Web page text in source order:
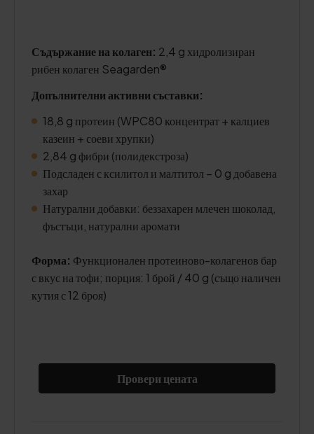
Съдържание на колаген: 2,4 g хидролизиран
рибен колаген Seagarden®
Допълнителни активни съставки:
18,8 g протеин (WPC80 концентрат + калциев
казеин + соеви хрупки)
2,84 g фибри (полидекстроза)
Подсладен с ксилитол и малтитол – 0 g добавена
захар
Натурални добавки: беззахарен млечен шоколад,
фъстъци, натурални аромати
Форма: Функционален протеиново-колагенов бар
с вкус на тофи; порция: 1 брой / 40 g (също наличен
кутия с 12 броя)
Провери цената